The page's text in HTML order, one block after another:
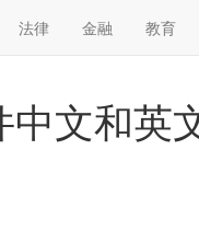
法律 金融 教育
中文和英